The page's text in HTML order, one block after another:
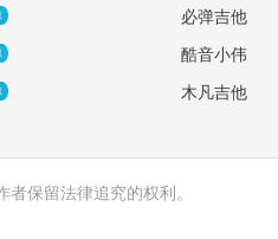
必弹吉他
酷音小伟
木凡吉他
保留法律追究的权利。